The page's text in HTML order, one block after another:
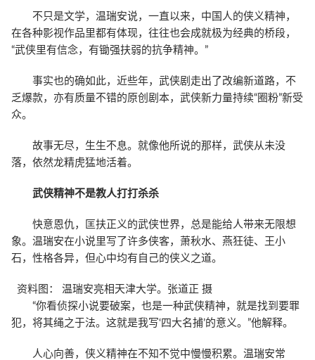
不只是文学，温瑞安说，一直以来，中国人的侠义精神，
在各种影视作品里都有体现，往往也会成就极为经典的桥段，
“武侠里有信念，有锄强扶弱的抗争精神。”
事实也的确如此，近些年，武侠剧走出了改编新道路，不
乏爆款，亦有质量不错的原创剧本，武侠新力量持续“圈粉”新受
众。
故事无尽，生生不息。就像他所说的那样，武侠从未没
落，依然龙精虎猛地活着。
武侠精神不是教人打打杀杀
快意恩仇，匡扶正义的武侠世界，总是能给人带来无限想
象。温瑞安在小说里写了许多侠客，萧秋水、燕狂徒、王小
石，性格各异，但心中均有自己的侠义之道。
资料图： 温瑞安亮相天津大学。张道正 摄
“你看侦探小说要破案，也是一种武侠精神，就是找到要罪
犯，将其绳之于法。这就是我写‘四大名捕’的意义。”他解释。
人心向善，侠义精神在不知不觉中慢慢积累。温瑞安常